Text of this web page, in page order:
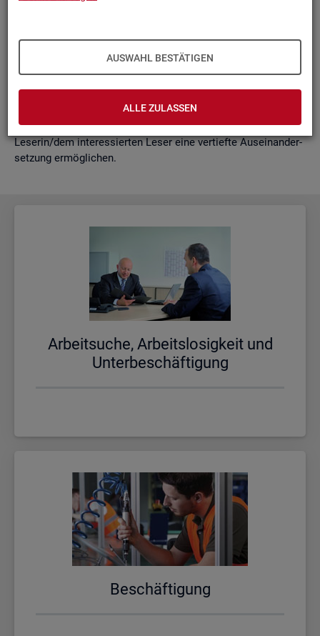
AUSWAHL BESTÄTIGEN
ALLE ZULASSEN
sam­men­ge­fasst. Damit ent­steht ein klei­nes Nach­schla­ge­
werk zu zen­tra­len Be­grif­fen und Fra­ge­stel­lun­gen der Ar­beits­
markt- und Grund­si­che­rungs­sta­tis­tik. Dabei wer­den diese Be­
grif­fe in kur­zer Form er­klärt und immer auch mit wei­ter­füh­
ren­den In­for­ma­ti­ons­quel­len ver­bun­den, die der in­ter­es­sier­ten
Le­se­rin/dem in­ter­es­sier­ten Leser eine ver­tief­te Aus­ein­an­der­
set­zung er­mög­li­chen.
Ar­beit­su­che, Ar­beits­lo­sig­keit und
Un­ter­be­schäf­ti­gung
Be­schäf­ti­gung